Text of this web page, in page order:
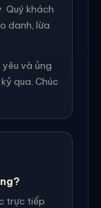
Quý khách
danh, lừa
yêu và ủng
qua. Chúc
trực tiếp